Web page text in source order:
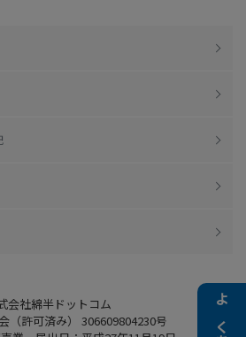
会社綿半ドットコム
（許可済み） 306609804230号